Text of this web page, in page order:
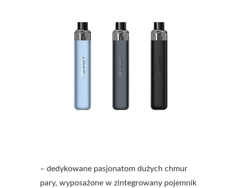
– dedykowane pasjonatom dużych chmur
pary, wyposażone w zintegrowany pojemnik